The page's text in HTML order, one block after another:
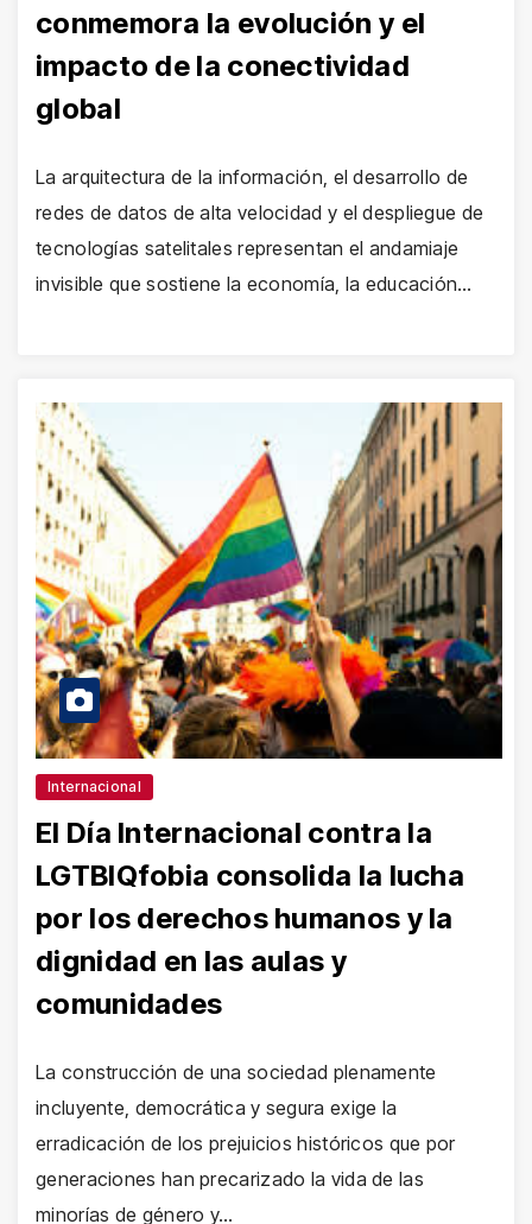
conmemora la evolución y el
impacto de la conectividad
global
La arquitectura de la información, el desarrollo de
redes de datos de alta velocidad y el despliegue de
tecnologías satelitales representan el andamiaje
invisible que sostiene la economía, la educación…
Internacional
El Día Internacional contra la
LGTBIQfobia consolida la lucha
por los derechos humanos y la
dignidad en las aulas y
comunidades
La construcción de una sociedad plenamente
incluyente, democrática y segura exige la
erradicación de los prejuicios históricos que por
generaciones han precarizado la vida de las
minorías de género y…